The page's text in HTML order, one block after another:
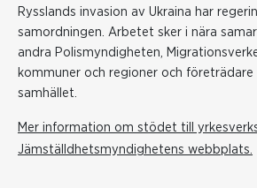
Rysslands invasion av Ukraina har
samordningen. Arbetet sker i nära
andra Polismyndigheten,
kommuner och regioner och
samhället.
Mer information om stödet till
Jämställdhetsmyndighetens webbplats.